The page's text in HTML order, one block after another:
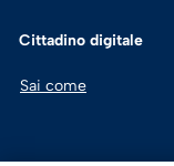
Cittadino digitale
Sai come